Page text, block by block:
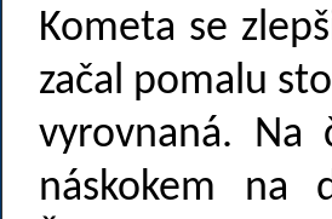
Kometa se
začal pomalu
vyrovnaná. Na
náskokem na